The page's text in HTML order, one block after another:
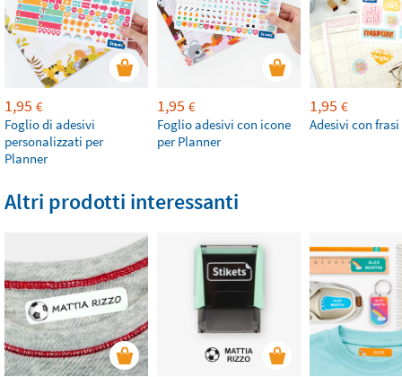
1,95 €
Foglio di adesivi
personalizzati per
Planner
1,95 €
Foglio adesivi con icone
per Planner
1,95 €
Adesivi con frasi
Altri prodotti interessanti